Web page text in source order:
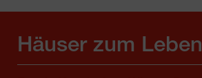
Häuser zum Leben